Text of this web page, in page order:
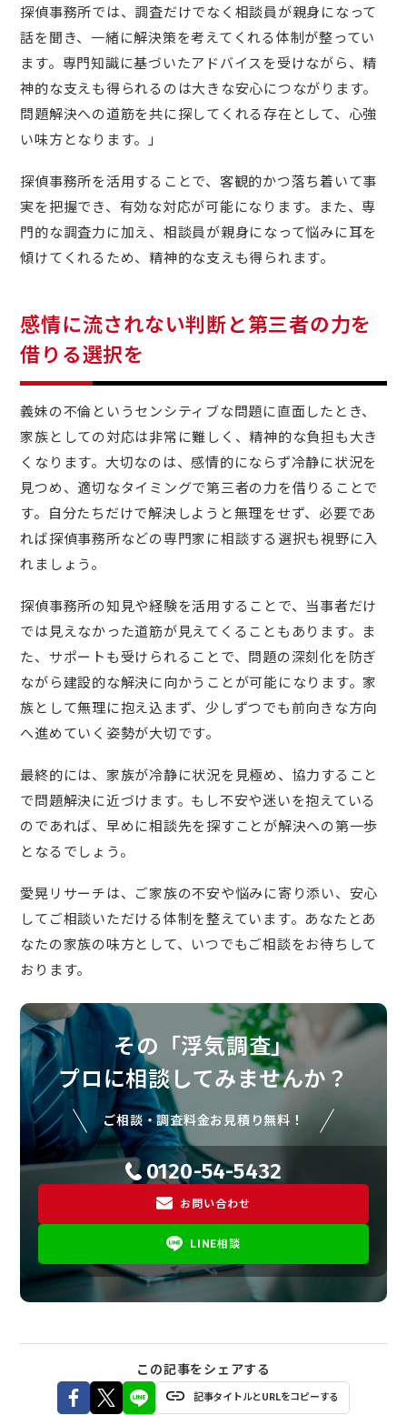
探偵事務所では、調査だけでなく相談員が親身になって
話を聞き、一緒に解決策を考えてくれる体制が整ってい
ます。専門知識に基づいたアドバイスを受けながら、精
神的な支えも得られるのは大きな安心につながります。
問題解決への道筋を共に探してくれる存在として、心強
い味方となります。」
探偵事務所を活用することで、客観的かつ落ち着いて事
実を把握でき、有効な対応が可能になります。また、専
門的な調査力に加え、相談員が親身になって悩みに耳を
傾けてくれるため、精神的な支えも得られます。
感情に流されない判断と第三者の力を
借りる選択を
義妹の不倫というセンシティブな問題に直面したとき、
家族としての対応は非常に難しく、精神的な負担も大き
くなります。大切なのは、感情的にならず冷静に状況を
見つめ、適切なタイミングで第三者の力を借りることで
す。自分たちだけで解決しようと無理をせず、必要であ
れば探偵事務所などの専門家に相談する選択も視野に入
れましょう。
探偵事務所の知見や経験を活用することで、当事者だけ
では見えなかった道筋が見えてくることもあります。ま
た、サポートも受けられることで、問題の深刻化を防ぎ
ながら建設的な解決に向かうことが可能になります。家
族として無理に抱え込まず、少しずつでも前向きな方向
へ進めていく姿勢が大切です。
最終的には、家族が冷静に状況を見極め、協力すること
で問題解決に近づけます。もし不安や迷いを抱えている
のであれば、早めに相談先を探すことが解決への第一歩
となるでしょう。
愛晃リサーチは、ご家族の不安や悩みに寄り添い、安心
してご相談いただける体制を整えています。あなたとあ
なたの家族の味方として、いつでもご相談をお待ちして
おります。
その「浮気調査」
プロに相談してみませんか？
ご相談・調査料金お見積り無料！
0120-54-5432
お問い合わせ
LINE相談
この記事をシェアする
記事タイトルとURLをコピーする